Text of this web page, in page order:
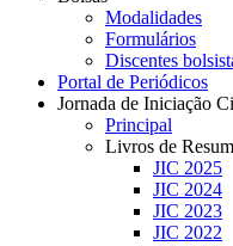
Modalidades
Formulários
Discentes
Portal de Periódicos
Jornada de Iniciação
Principal
Livros de
JIC 2025
JIC 2024
JIC 2023
JIC 2022